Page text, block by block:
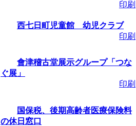
印刷
西七日町児童館 幼児クラブ
印刷
會津稽古堂展示グループ「つな
ぐ展」
印刷
国保税、後期高齢者医療保険料
の休日窓口